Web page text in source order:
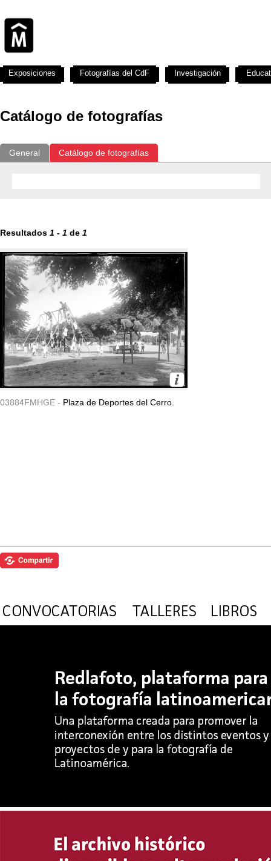
Catálogo de fotografías
General Catálogo de fotografías
Resultados 1 - 1 de 1
03884FMHGE - Plaza de Deportes del Cerro.
Exposiciones Fotografías del CdF Investigación